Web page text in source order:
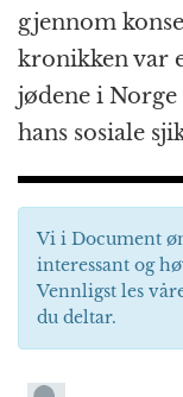
gjennom
kronikken var
jødene i Norge
hans sosiale
Vi i Document
interessant og
Vennligst les
du deltar.